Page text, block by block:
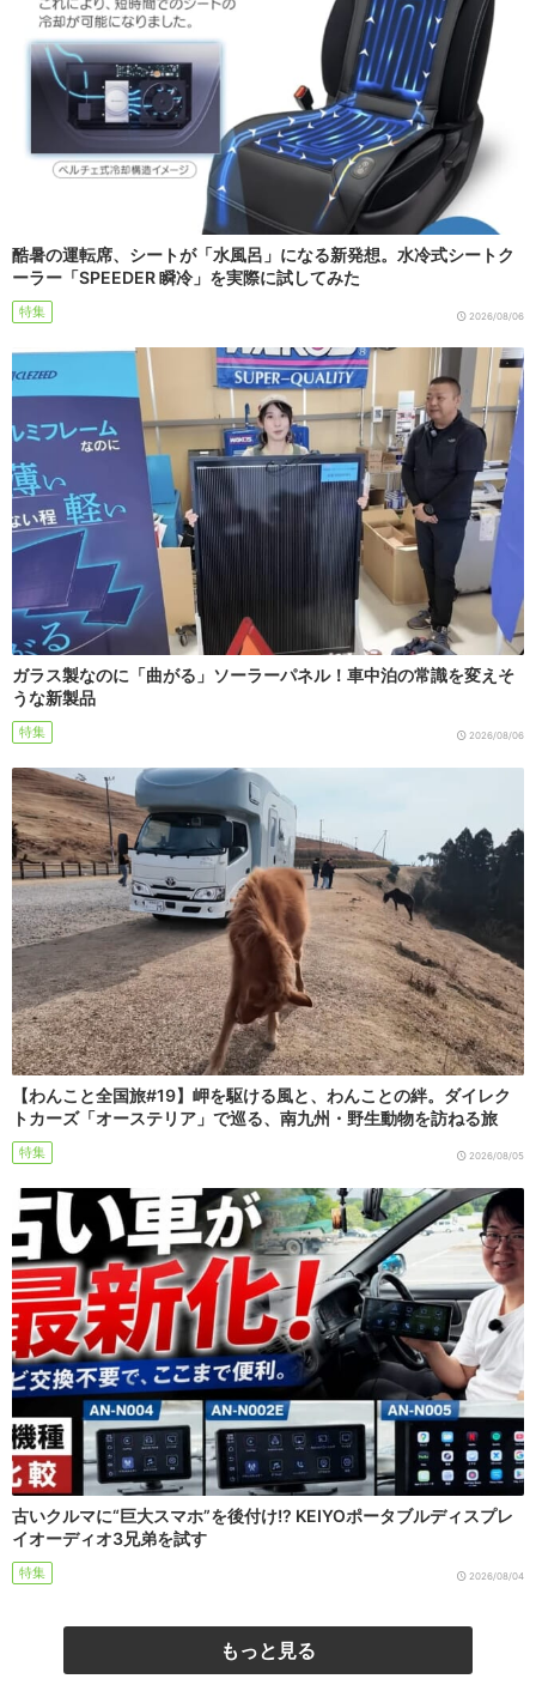
酷暑の運転席、シートが「水風呂」になる新発想。水冷式シートク
ーラー「SPEEDER 瞬冷」を実際に試してみた
特集 2026/08/06
ガラス製なのに「曲がる」ソーラーパネル！車中泊の常識を変えそ
うな新製品
特集 2026/08/06
【わんこと全国旅#19】岬を駆ける風と、わんことの絆。ダイレク
トカーズ「オーステリア」で巡る、南九州・野生動物を訪ねる旅
特集 2026/08/05
古いクルマに“巨大スマホ”を後付け!? KEIYOポータブルディスプレ
イオーディオ3兄弟を試す
特集 2026/08/04
もっと見る